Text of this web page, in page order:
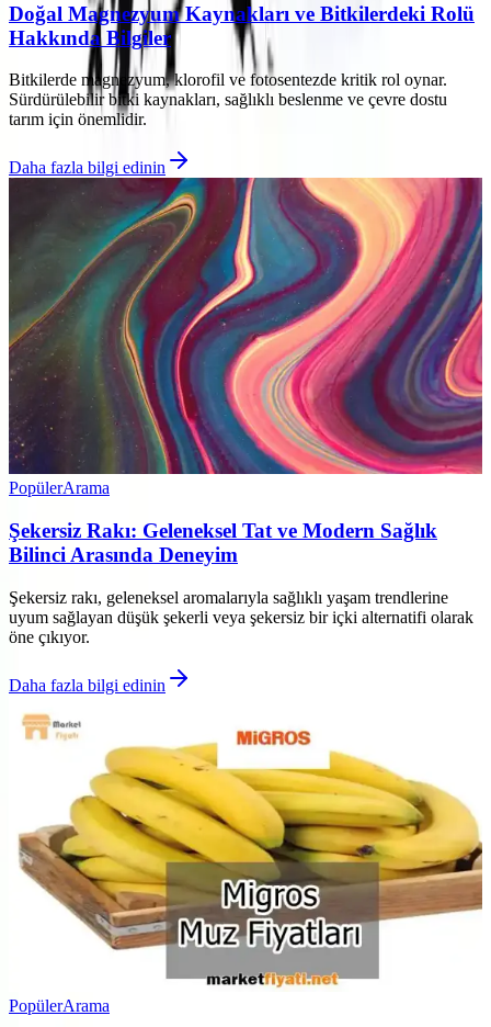
Doğal Magnezyum Kaynakları ve Bitkilerdeki Rolü
Hakkında Bilgiler
Bitkilerde magnezyum, klorofil ve fotosentezde kritik rol oynar.
Sürdürülebilir bitki kaynakları, sağlıklı beslenme ve çevre dostu
tarım için önemlidir.
Daha fazla bilgi edinin
PopülerArama
Şekersiz Rakı: Geleneksel Tat ve Modern Sağlık
Bilinci Arasında Deneyim
Şekersiz rakı, geleneksel aromalarıyla sağlıklı yaşam trendlerine
uyum sağlayan düşük şekerli veya şekersiz bir içki alternatifi olarak
öne çıkıyor.
Daha fazla bilgi edinin
PopülerArama